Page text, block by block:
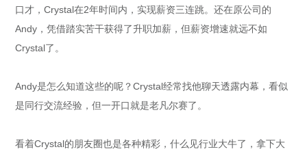
口才，Crystal在2年时间内，实现薪资三连跳。还在原公司的
Andy，凭借踏实苦干获得了升职加薪，但薪资增速就远不如
Crystal了。
Andy是怎么知道这些的呢？Crystal经常找他聊天透露内幕，看似
是同行交流经验，但一开口就是老凡尔赛了。
看着Crystal的朋友圈也是各种精彩，什么见行业大牛了，拿下大